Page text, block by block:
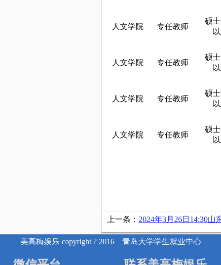
人文学院 专任教师
硕
人文学院 专任教师
硕
人文学院 专任教师
硕
人文学院 专任教师
硕
上一条： 2024年3月26日14:30山东海科化工有限公司在博
美高梅娱乐 copyright ? 2016 青岛大学学生就业中心